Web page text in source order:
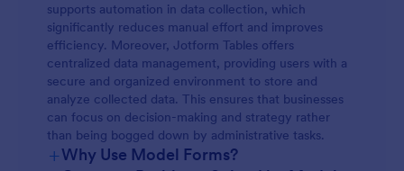
supports automation in data collection, which
significantly reduces manual effort and improves
efficiency. Moreover, Jotform Tables offers
centralized data management, providing users with a
secure and organized environment to store and
analyze collected data. This ensures that businesses
can focus on decision-making and strategy rather
than being bogged down by administrative tasks.
+Why Use Model Forms?